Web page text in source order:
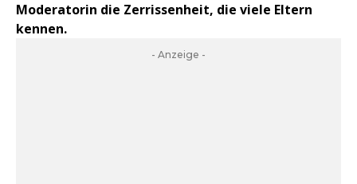
Moderatorin die Zerrissenheit, die viele Eltern
kennen.
- Anzeige -